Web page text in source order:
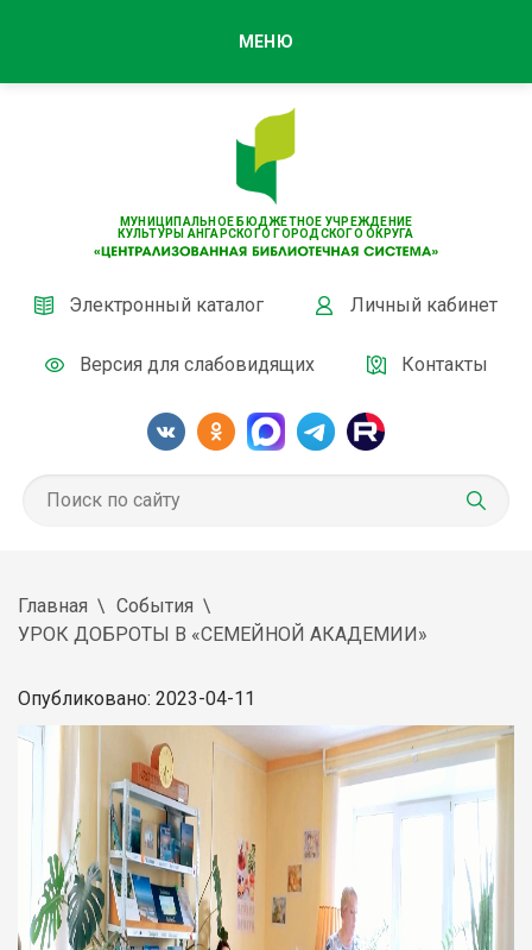
МУНИЦИПАЛЬНОЕ БЮДЖЕТНОЕ УЧРЕЖДЕНИЕ
КУЛЬТУРЫ АНГАРСКОГО ГОРОДСКОГО ОКРУГА
Электронный каталог Личный кабинет
Версия для слабовидящих Контакты
МЕНЮ
Главная
События
УРОК ДОБРОТЫ В «СЕМЕЙНОЙ АКАДЕМИИ»
Опубликовано: 2023-04-11